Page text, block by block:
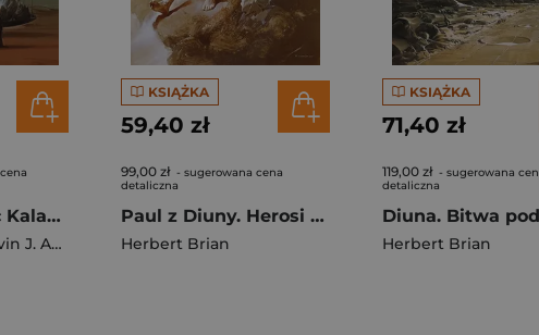
Diuna. Dziedzic Kaladanu
Anderson
KSIĄŻKA
59,40 zł
99,00 zł - sugerowana cena
detaliczna
Paul z Diuny. Herosi Diuny. Tom 1 wyd. 2026
Herbert Brian
KSIĄŻKA
71,40 zł
119,00 zł - sugerowana
detaliczna
Herbert Brian